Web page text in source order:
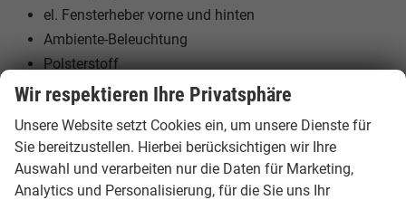
el. Fensterheber vorne und hinten
Ambiente-Beleuchtung
Polsterstoff
Sitzheizung vorne
Vordersitze höhenverstellbar
Lendenwirbelstütze Fahrer und Beifahrer
Wir respektieren Ihre Privatsphäre
Unsere Website setzt Cookies ein, um unsere Dienste für
Sie bereitzustellen. Hierbei berücksichtigen wir Ihre
Auswahl und verarbeiten nur die Daten für Marketing,
Analytics und Personalisierung, für die Sie uns Ihr